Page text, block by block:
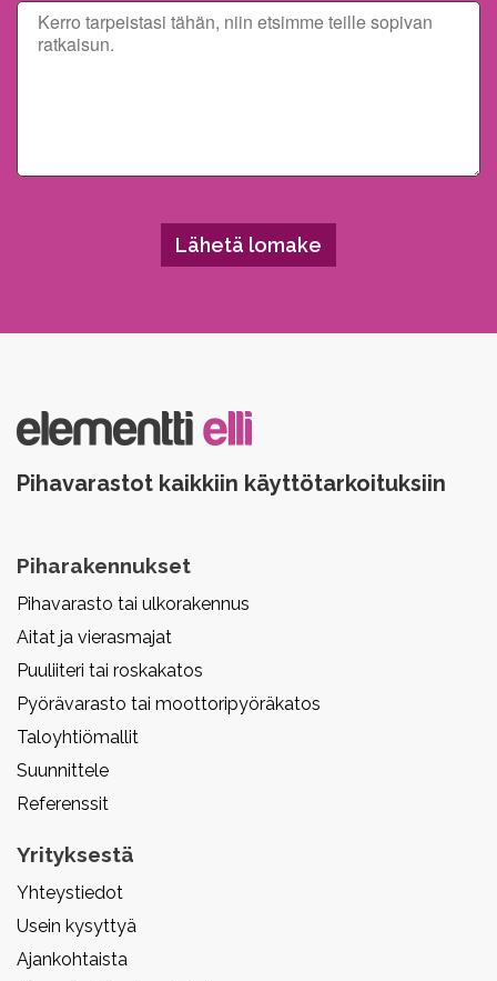
Pihavarastot kaikkiin käyttötarkoituksiin
Piharakennukset
Pihavarasto tai ulkorakennus
Aitat ja vierasmajat
Puuliiteri tai roskakatos
Pyörävarasto tai moottoripyöräkatos
Taloyhtiömallit
Suunnittele
Referenssit
Yrityksestä
Yhteystiedot
Usein kysyttyä
Ajankohtaista